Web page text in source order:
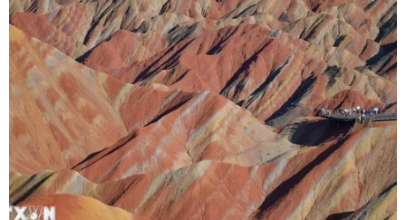
trong dịp Giáng sinh
17/11/2017 02:16
Mỹ đã đưa ra khuyến cáo đối với công dân nước này
về việc du lịch đến châu Âu, cảnh báo nguy cơ gia tăng
các vụ tấn công khủng bố trong dịp Giáng sinh và Năm
mới tại khu vực này.